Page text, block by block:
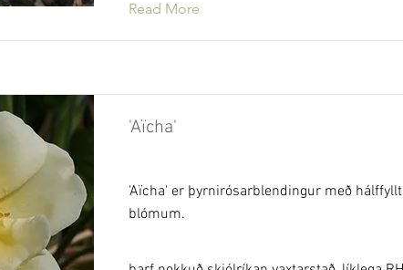
Read More
'Aïcha'
'Aïcha' er þyrnirósarblendingur með
blómum.